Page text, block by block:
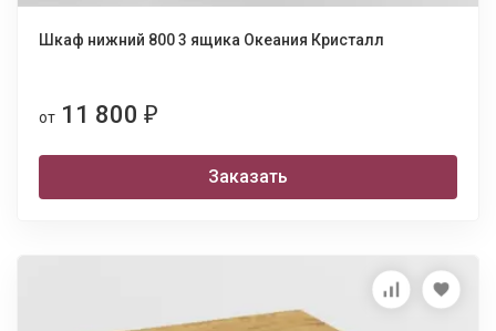
Шкаф нижний 800 3 ящика Океания Кристалл
от 11 800 ₽
Заказать